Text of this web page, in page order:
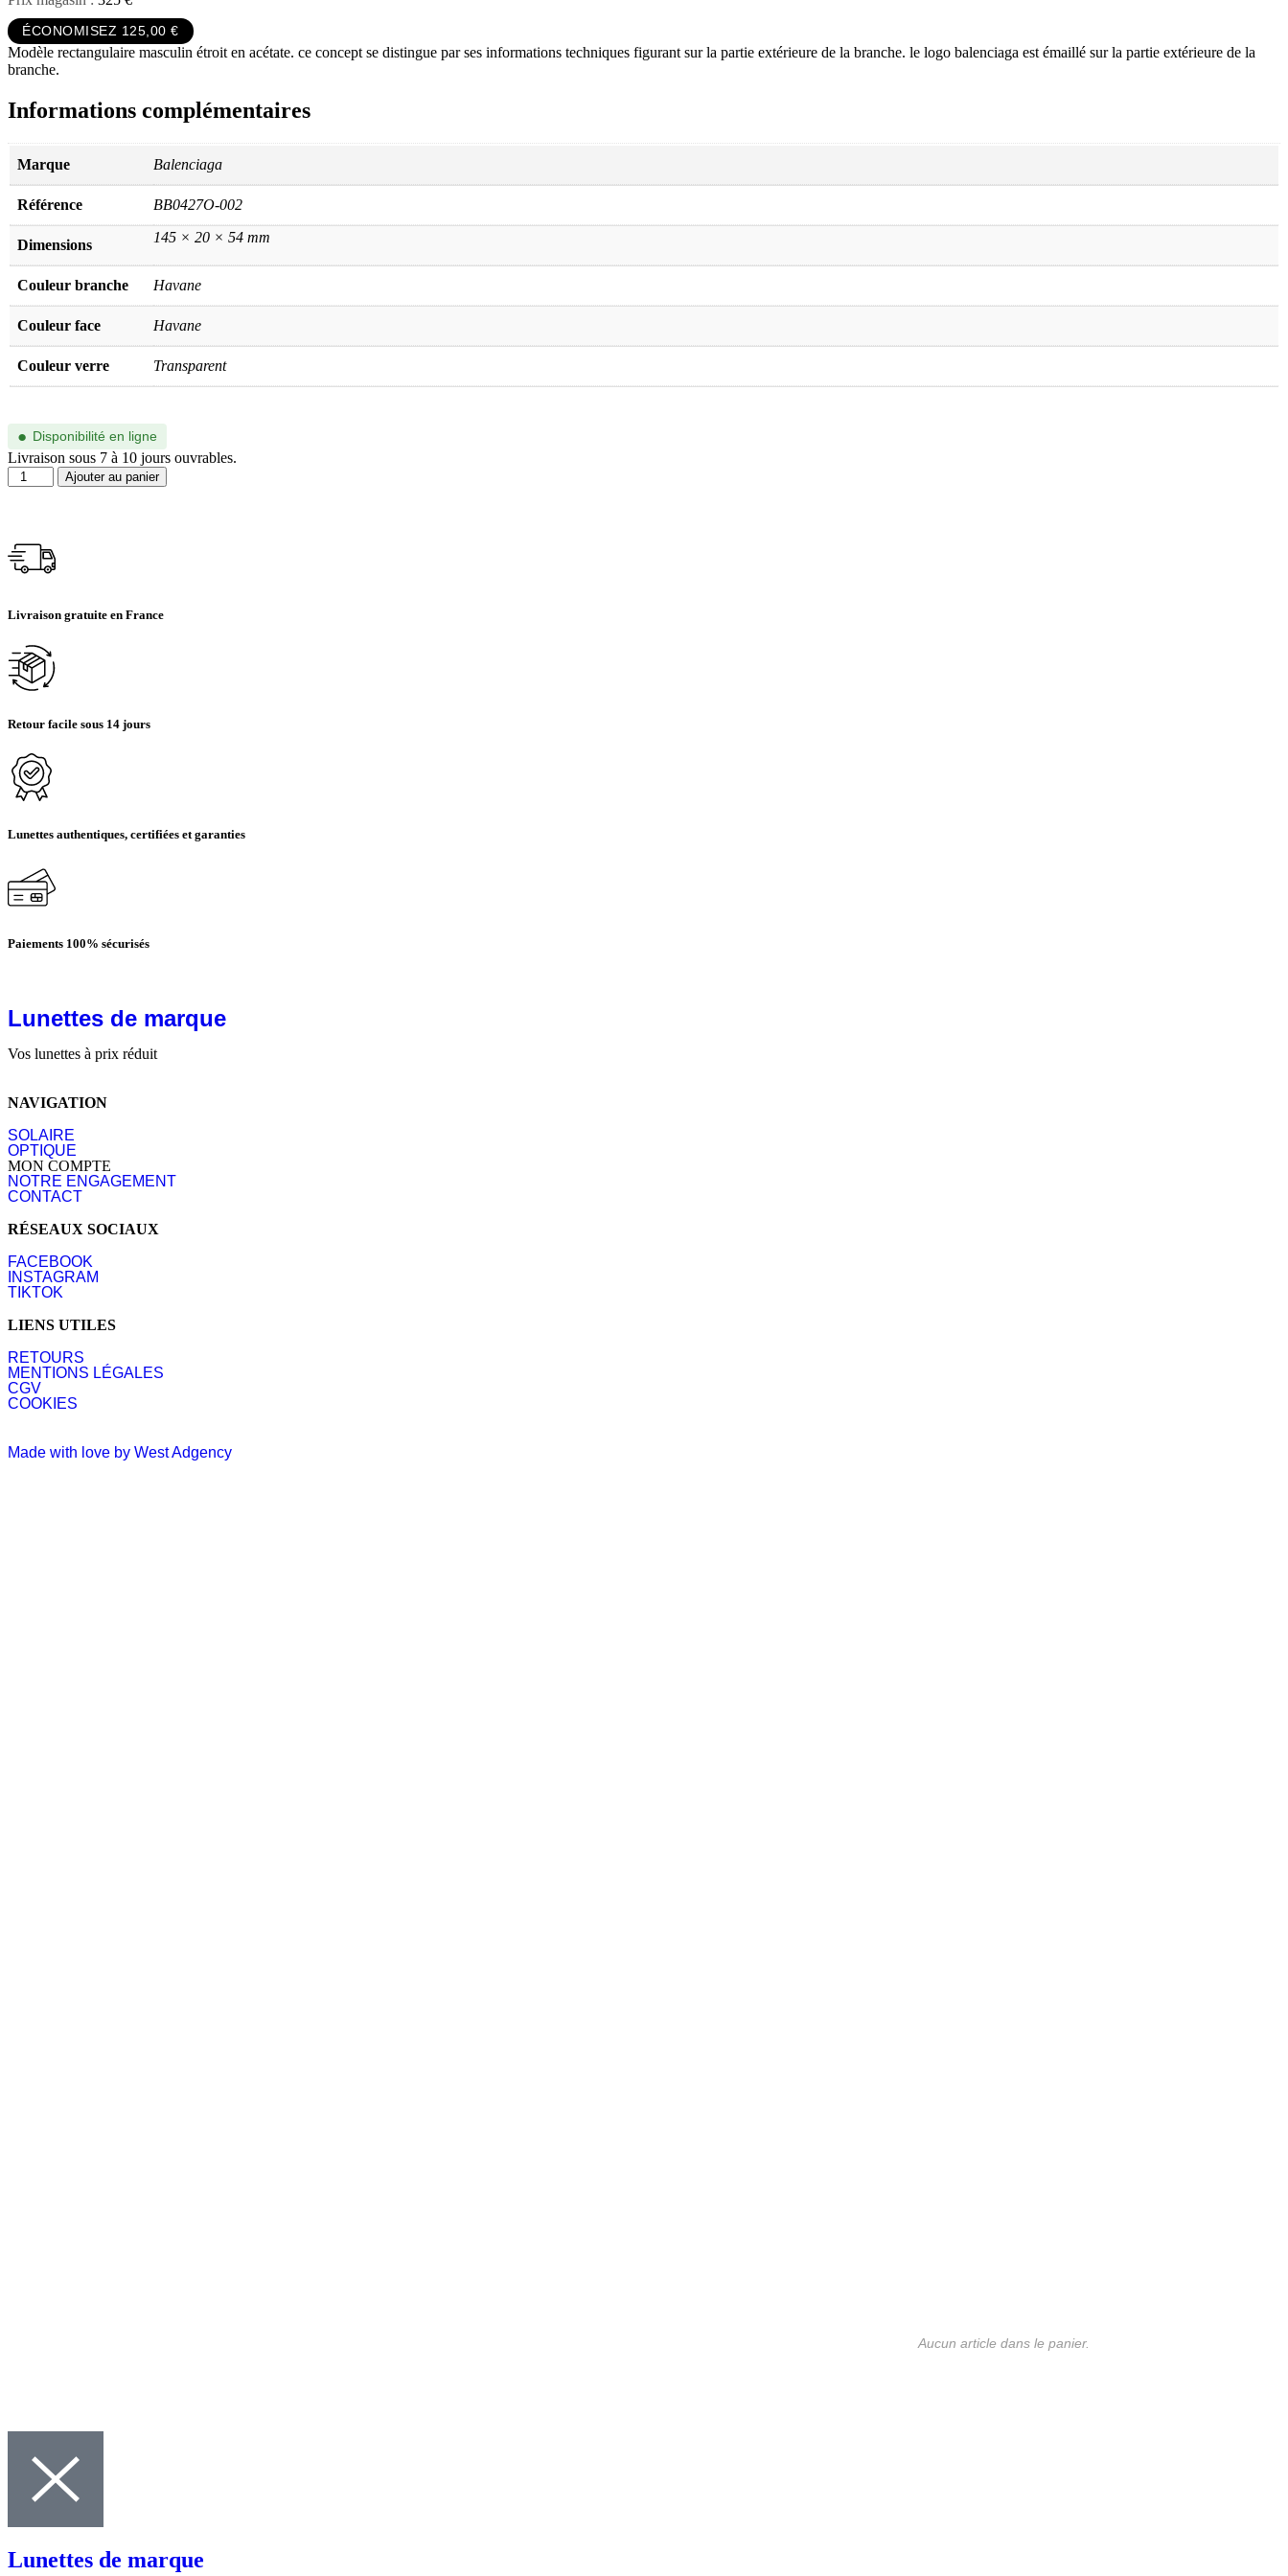
ÉCONOMISEZ 125,00 €
Modèle rectangulaire masculin étroit en acétate. ce concept se distingue par ses informations techniques figurant sur la partie extérieure de la branche. le logo balenciaga est émaillé sur la partie extérieure de la
branche.
Informations complémentaires
Référence BB0427O-002
Dimensions 145 × 20 × 54 mm
Couleur branche Havane
Couleur face Havane
Couleur verre Transparent
Marque Balenciaga
● Disponibilité en ligne
Livraison sous 7 à 10 jours ouvrables.
Ajouter au panier
Livraison gratuite en France
Retour facile sous 14 jours
Lunettes authentiques, certifiées et garanties
Paiements 100% sécurisés
Lunettes de marque
Vos lunettes à prix réduit
NAVIGATION
SOLAIRE
OPTIQUE
MON COMPTE
NOTRE ENGAGEMENT
CONTACT
RÉSEAUX SOCIAUX
FACEBOOK
INSTAGRAM
TIKTOK
LIENS UTILES
RETOURS
MENTIONS LÉGALES
CGV
COOKIES
Made with love by West Adgency
Aucun article dans le panier.
Lunettes de marque